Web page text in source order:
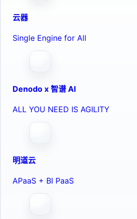
云器
Single Engine for All
Denodo x 智谱 AI
ALL YOU NEED IS AGILITY
明道云
APaaS + BI PaaS